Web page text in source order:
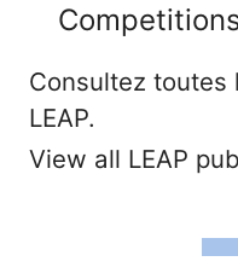
Consultez toutes
LEAP.
View all LEAP